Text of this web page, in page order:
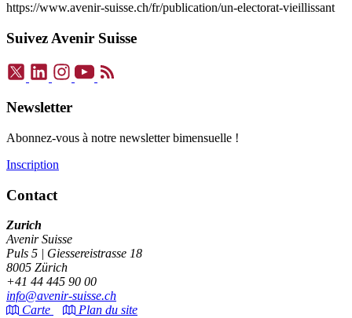
https://www.avenir-suisse.ch/fr/publication/un-electorat-vieillissant
Suivez Avenir Suisse
Newsletter
Abonnez-vous à notre newsletter bimensuelle !
Inscription
Contact
Zurich
Avenir Suisse
Puls 5 | Giessereistrasse 18
8005 Zürich
+41 44 445 90 00
info@avenir-suisse.ch
Carte
Plan du site